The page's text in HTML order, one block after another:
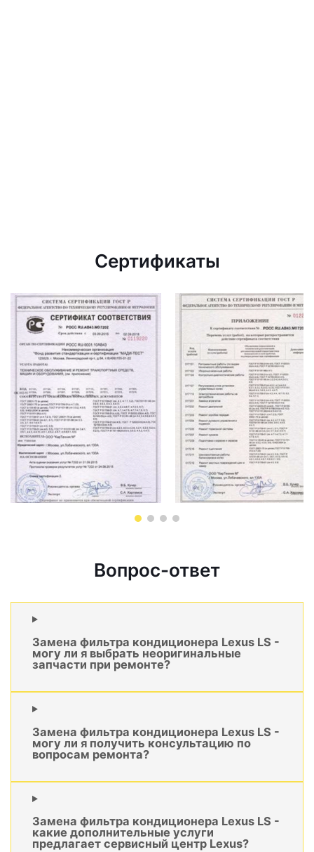
Сертификаты
Вопрос-ответ
Замена фильтра кондиционера Lexus LS -
могу ли я выбрать неоригинальные
запчасти при ремонте?
Замена фильтра кондиционера Lexus LS -
могу ли я получить консультацию по
вопросам ремонта?
Замена фильтра кондиционера Lexus LS -
какие дополнительные услуги
предлагает сервисный центр Lexus?